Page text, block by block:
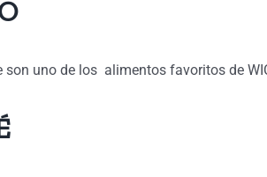
uno de los alimentos favoritos de